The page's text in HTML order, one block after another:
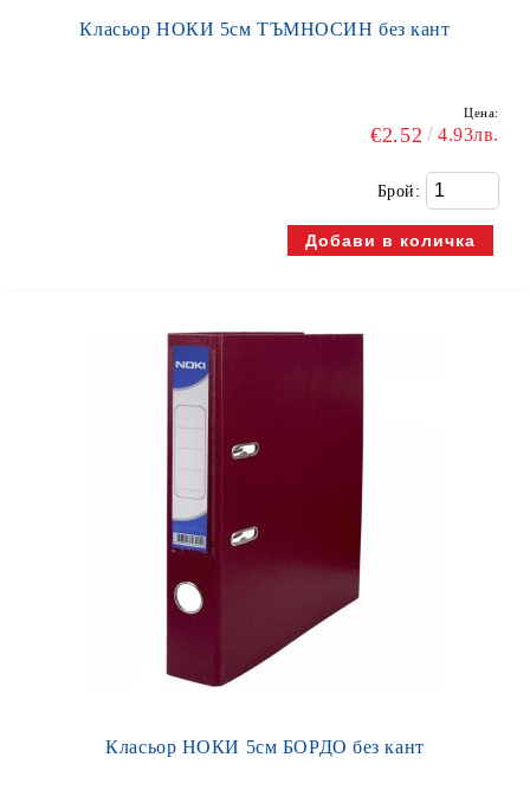
Класьор НОКИ 5см ТЪМНОСИН без кант
Цена:
€2.52 4.93лв.
Брой:
Класьор НОКИ 5см БОРДО без кант